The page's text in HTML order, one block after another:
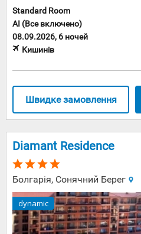
Standard Room
AI (Все включено)
08.09.2026, 6 ночей
Кишинів
Швидке замовлення
Diamant Residence
Болгарія, Сонячний Берег
dynamic